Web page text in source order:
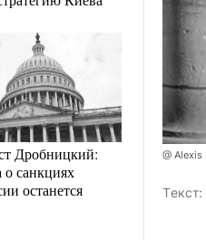
Дробницкий:
о санкциях
останется
@
Tекст: